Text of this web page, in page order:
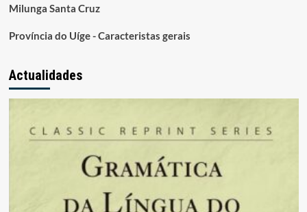
Milunga Santa Cruz
Província do Uíge - Caracteristas gerais
Actualidades